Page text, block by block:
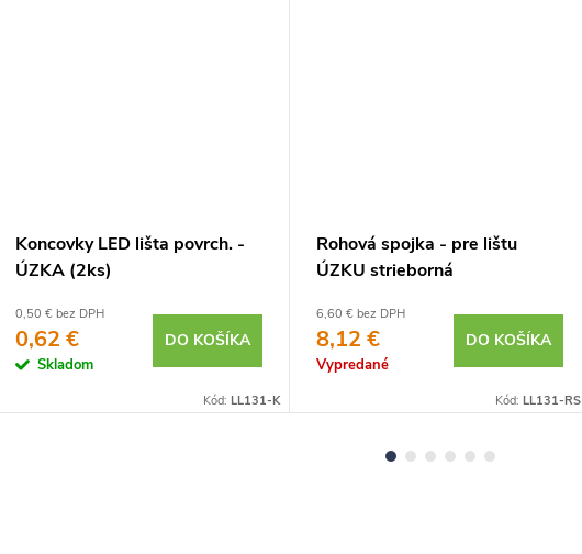
Koncovky LED lišta povrch. -
ÚZKA (2ks)
0,50 € bez DPH
0,62 €
Skladom
DO KOŠÍKA
Kód: LL131-K
Rohová spojka - pre lištu
ÚZKU strieborná
6,60 € bez DPH
8,12 €
Vypredané
DO KOŠÍKA
Kód: LL131-RS